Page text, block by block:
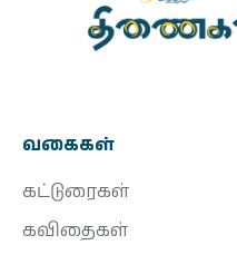
வகைகள்
கட்டுரைகள்
கவிதைகள்